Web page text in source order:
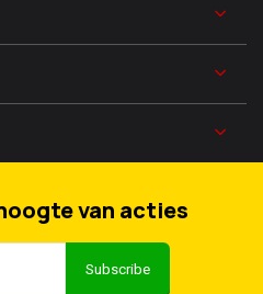
van acties
Subscribe